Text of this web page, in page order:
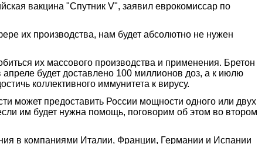
вакцина "Спутник V", заявил еврокомиссар по
их производства, нам будет абсолютно не нужен
их массового производства и применения. Бретон
будет доставлено 100 миллионов доз, а к июлю
коллективного иммунитета к вирусу.
может предоставить России мощности одного или двух
им будет нужна помощь, поговорим об этом во втором
в компаниями Италии, Франции, Германии и Испании